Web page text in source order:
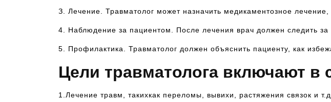
З. Лечение. Травматолог может назначить медикаментозное
4. Наблюдение за пациентом. После лечения врач должен следить
5. Профилактика. Травматолог должен объяснить пациенту, как
Цели травматолога включают в
1.Лечение травм, такихкак переломы, вывихи, растяжения связок и т.д.